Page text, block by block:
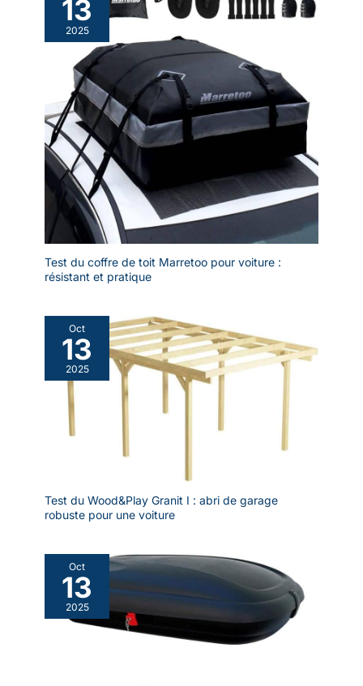
13
2025
Test du coffre de toit Marretoo pour voiture :
résistant et pratique
Oct
13
2025
Test du Wood&Play Granit I : abri de garage
robuste pour une voiture
Oct
13
2025